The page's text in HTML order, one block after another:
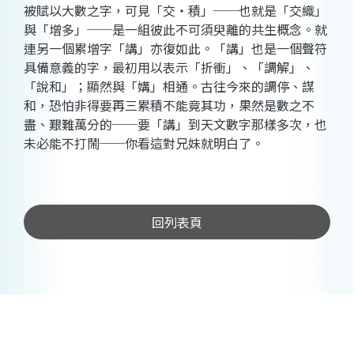
被賦以大數之字，可見「交‧積」──也就是「交織」
與「增多」──是一組彼此不可須臾離的共生概念。就
連另一個累增字「講」亦復如此。「講」也是一個聲符
具備意義的字，最初用以表示「折衝」、「調解」、
「說和」；顯然與「媾」相通。古往今來的調停、謀
和，恐怕非得要再三累積不能竟其功，果然是數之不
盡、艱難萬分的──要「講」到天文數字那樣多次，也
未必能不打鬧──你看這對兄妹就明白了。
回列表頁